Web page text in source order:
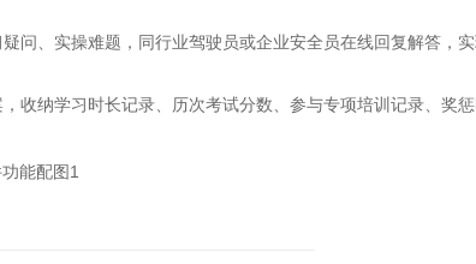
、实操难题，同行业驾驶员或企业安全员在线回复解答，
纳学习时长记录、历次考试分数、参与专项培训记录、奖